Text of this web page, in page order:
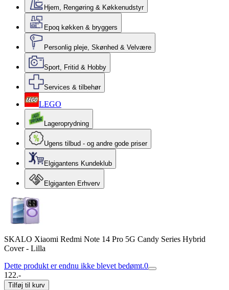
Hjem, Rengøring & Køkkenudstyr
Epoq køkken & bryggers
Personlig pleje, Skønhed & Velvære
Sport, Fritid & Hobby
Services & tilbehør
LEGO
Lageroprydning
Ugens tilbud - og andre gode priser
Elgigantens Kundeklub
Elgiganten Erhverv
SKALO Xiaomi Redmi Note 14 Pro 5G Candy Series Hybrid
Cover - Lilla
Dette produkt er endnu ikke blevet bedømt.0
122.-
Tilføj til kurv